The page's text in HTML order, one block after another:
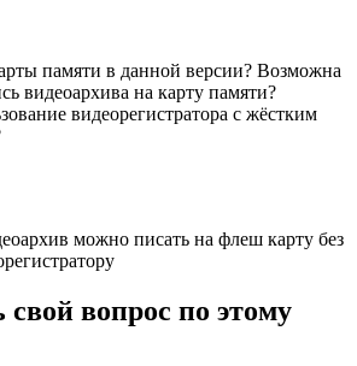
памяти в данной версии? Возможна
видеоархива на карту памяти?
видеорегистратора с жёстким
можно писать на флеш карту без
свой вопрос по этому